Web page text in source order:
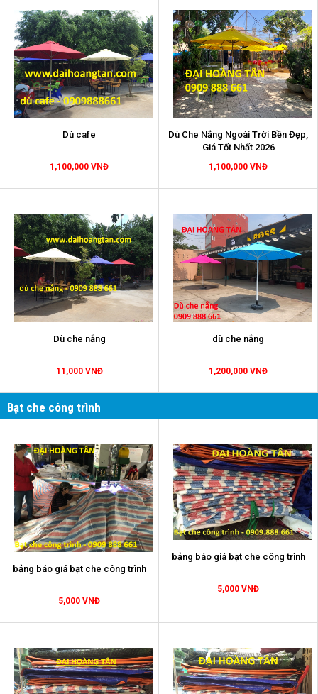
Dù cafe
1,100,000 VNĐ
Dù Che Nắng Ngoài Trời Bền Đẹp,
Giá Tốt Nhất 2026
1,100,000 VNĐ
Dù che nắng
11,000 VNĐ
dù che nắng
1,200,000 VNĐ
Bạt che công trình
bảng báo giá bạt che công trình
5,000 VNĐ
bảng báo giá bạt che công trình
5,000 VNĐ